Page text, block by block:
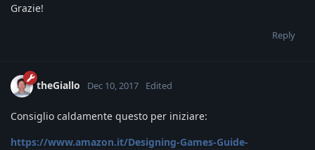
Grazie!
Reply
theGiallo Dec 10, 2017 Edited
Consiglio caldamente questo per iniziare:
https://www.amazon.it/Designing-Games-Guide-